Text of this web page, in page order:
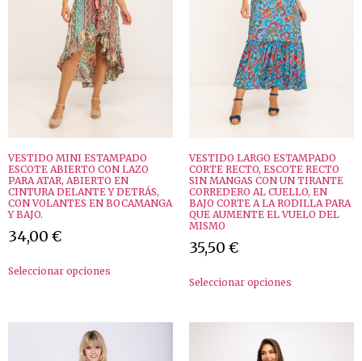
VESTIDO MINI ESTAMPADO
ESCOTE ABIERTO CON LAZO
PARA ATAR, ABIERTO EN
CINTURA DELANTE Y DETRÁS,
CON VOLANTES EN BOCAMANGA
Y BAJO.
34,00 €
Seleccionar opciones
VESTIDO LARGO ESTAMPADO
CORTE RECTO, ESCOTE RECTO
SIN MANGAS CON UN TIRANTE
CORREDERO AL CUELLO, EN
BAJO CORTE A LA RODILLA PARA
QUE AUMENTE EL VUELO DEL
MISMO
35,50 €
Seleccionar opciones